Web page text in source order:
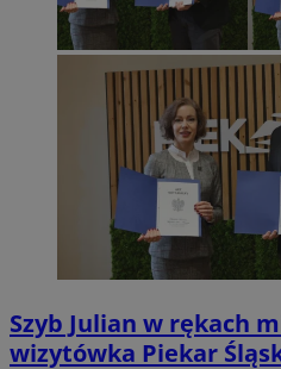
Szyb Julian w rękach
wizytówka Piekar